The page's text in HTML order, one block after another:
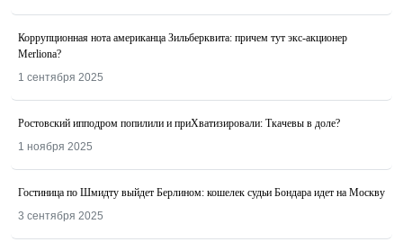
Коррупционная нота американца Зильберквита: причем тут экс-акционер
Merliona?
1 сентября 2025
Ростовский ипподром попилили и приХватизировали: Ткачевы в доле?
1 ноября 2025
Гостиница по Шмидту выйдет Берлином: кошелек судьи Бондара идет на Москву
3 сентября 2025